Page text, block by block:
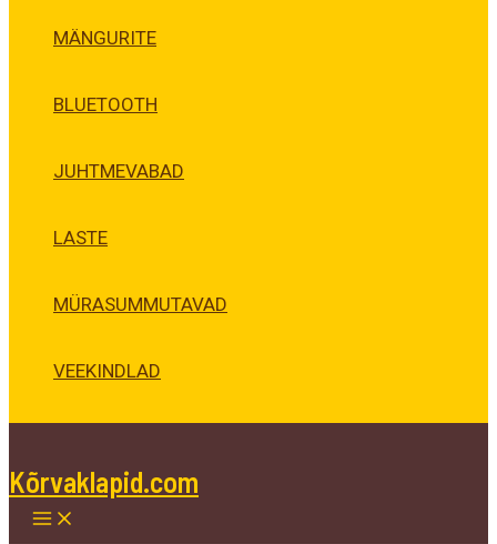
MÄNGURITE
BLUETOOTH
JUHTMEVABAD
LASTE
MÜRASUMMUTAVAD
VEEKINDLAD
Kõrvaklapid.com